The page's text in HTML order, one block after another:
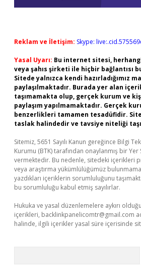
Reklam ve İletişim: Skype:
Yasal Uyarı: Bu internet sitesi,
veya şahıs şirketi ile hiçbir bağlantısı
Sitede yalnızca kendi hazırladığımız
paylaşılmaktadır. Burada yer alan
taşımamakta olup, gerçek kurum ve
paylaşım yapılmamaktadır. Gerçek
benzerlikleri tamamen tesadüfidir.
taslak halindedir ve tavsiye niteliği
Sitemiz, 5651 Sayılı Kanun gereğince Bilgi
Kurumu (BTK) tarafından onaylanmış bir Yer
vermektedir. Bu nedenle, sitedeki içerikleri
veya araştırma yükümlülüğümüz
yazdıkları içeriklerin sorumluluğunu
bu sorumluluğu kabul etmiş sayılırlar.
Hukuka ve yasal düzenlemelere aykırı
içerikleri, backlinkpanelicomtr@gmail.com
halinde, ilgili içerikler yasal süre içerisinde